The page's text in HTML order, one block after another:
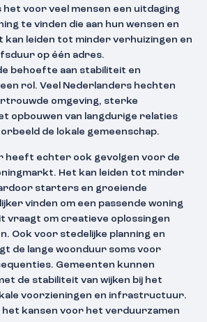
het voor veel mensen een uitdaging
te vinden die aan hun wensen en
kan leiden tot minder verhuizingen en
op één adres.
behoefte aan stabiliteit en
rol. Veel Nederlanders hechten
omgeving, sterke
opbouwen van langdurige relaties
de lokale gemeenschap.
heeft echter ook gevolgen voor de
Het kan leiden tot minder
starters en groeiende
vinden om een passende woning
vraagt om creatieve oplossingen
Ook voor stedelijke planning en
de lange woonduur soms voor
Gemeenten kunnen
de stabiliteit van wijken bij het
voorzieningen en infrastructuur.
het kansen voor het verduurzamen